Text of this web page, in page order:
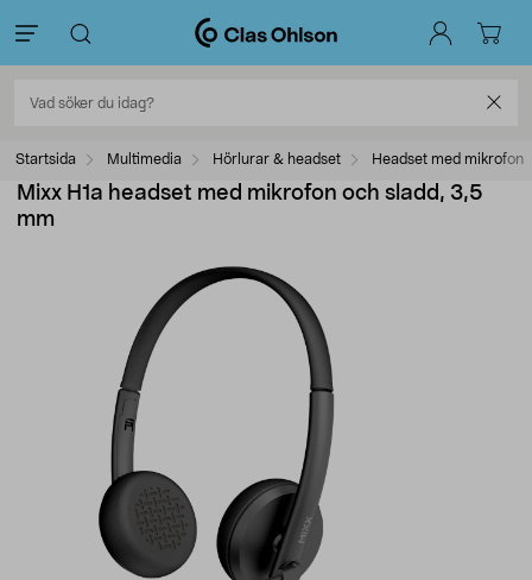
Startsida Multimedia Hörlurar & headset Headset med mikrofon
Mixx H1a headset med mikrofon och sladd, 3,5
mm